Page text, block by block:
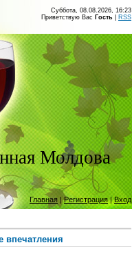
Суббота, 08.08.2026, 16:23
Приветствую Вас Гость RSS
Молдова
Главная |Регистрация|Вход
впечатления